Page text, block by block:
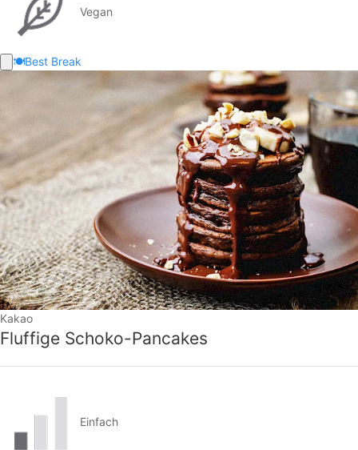
Vegan
🍽️Best Break
Kakao
Fluffige Schoko-Pancakes
Einfach